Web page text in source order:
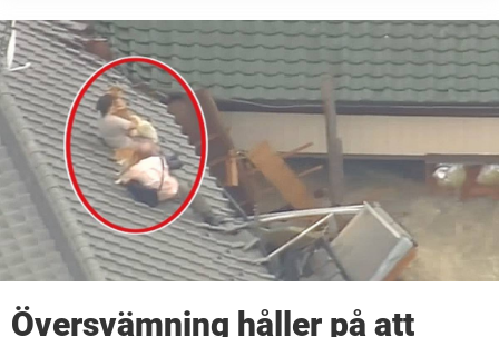
Översvämning håller på att